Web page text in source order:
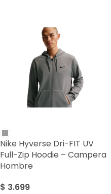
Nike Hyverse Dri-FIT UV
Full-Zip Hoodie – Campera
Hombre
$ 3.699